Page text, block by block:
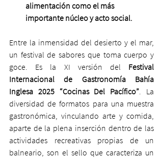
alimentación como el más
importante núcleo y acto social.
Entre la inmensidad del desierto y el mar,
un festival de sabores que toma cuerpo y
goce. Es la XI versión del Festival
Internacional de Gastronomía Bahía
Inglesa 2025 “Cocinas Del Pacífico”. La
diversidad de formatos para una muestra
gastronómica, vinculando arte y comida,
aparte de la plena inserción dentro de las
actividades recreativas propias de un
balneario, son el sello que caracteriza un